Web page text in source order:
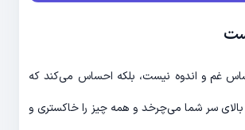
غم و اندوه نیست، بلکه احساس می‌کند که
بالای سر شما می‌چرخد و همه چیز را خاکستری و